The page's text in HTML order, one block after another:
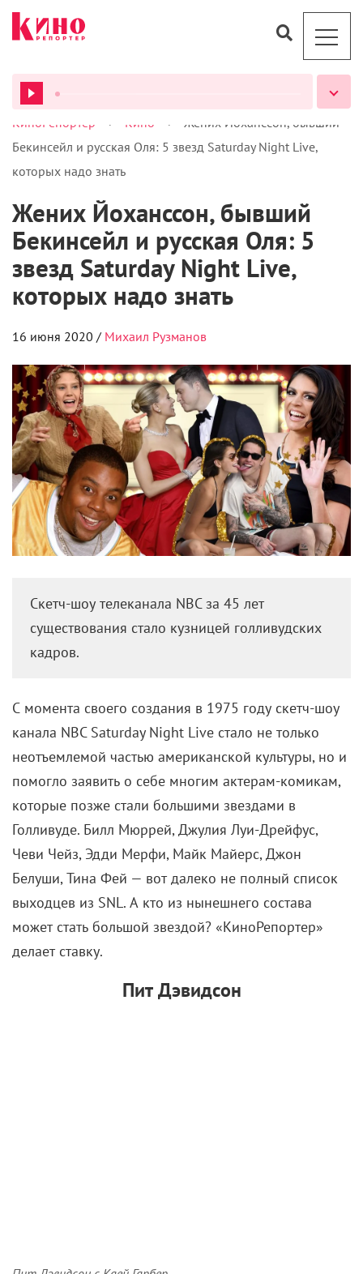
ВСЕ ПОДКАСТЫ
КиноРепортер > Кино >
Жених Йоханссон, бывший
Бекинсейл и русская Оля: 5 звезд Saturday Night Live,
которых надо знать
Жених Йоханссон, бывший
Бекинсейл и русская Оля: 5
звезд Saturday Night Live,
которых надо знать
16 июня 2020 / Михаил Рузманов
Скетч-шоу телеканала NBC за 45 лет
существования стало кузницей голливудских
кадров.
С момента своего создания в 1975 году скетч-шоу
канала NBC Saturday Night Live стало не только
неотъемлемой частью американской культуры, но и
помогло заявить о себе многим актерам-комикам,
которые позже стали большими звездами в
Голливуде. Билл Мюррей, Джулия Луи-Дрейфус,
Чеви Чейз, Эдди Мерфи, Майк Майерс, Джон
Белуши, Тина Фей — вот далеко не полный список
выходцев из SNL. А кто из нынешнего состава
может стать большой звездой? «КиноРепортер»
делает ставку.
Пит Дэвидсон